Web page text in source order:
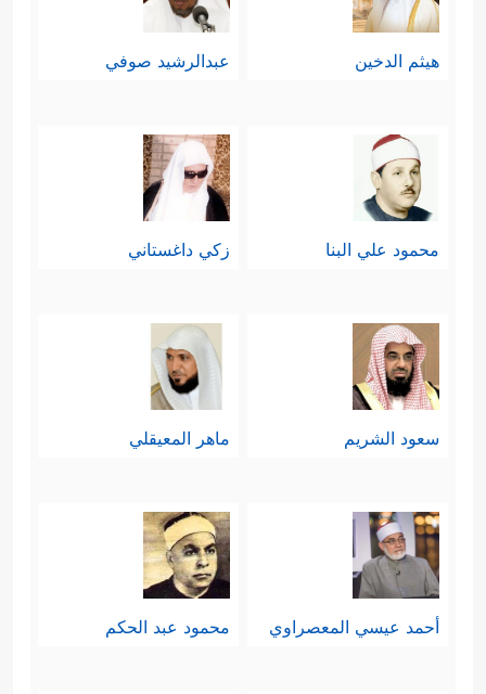
هيثم الدخين عبدالرشيد صوفي
محمود علي البنا زكي داغستاني
سعود الشريم ماهر المعيقلي
أحمد عيسي المعصراوي محمود عبد الحكم